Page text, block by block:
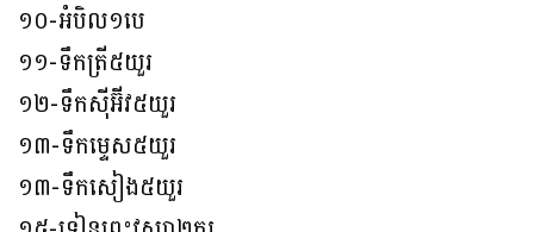
១០-អំបិល១បេ
១១-ទឹកត្រី៥យួរ
១២-ទឹកស៊ីអ៊ីវ៥យួរ
១៣-ទឹកម្ទេស៥យួរ
១៣-ទឹកសៀង៥យួរ